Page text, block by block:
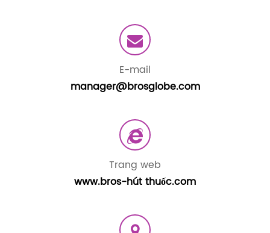
E-mail
manager@brosglobe.com
Trang web
www.bros-hút thuốc.com